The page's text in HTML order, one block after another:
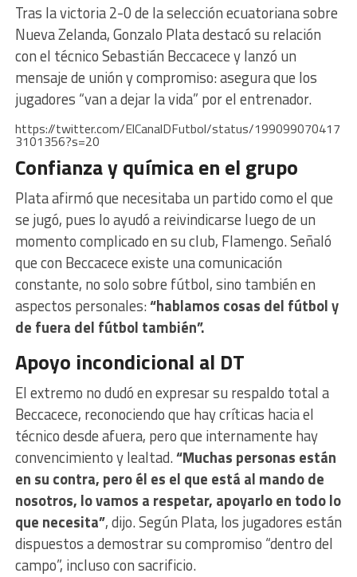
Tras la victoria 2-0 de la selección ecuatoriana sobre
Nueva Zelanda, Gonzalo Plata destacó su relación
con el técnico Sebastián Beccacece y lanzó un
mensaje de unión y compromiso: asegura que los
jugadores “van a dejar la vida” por el entrenador.
https://twitter.com/ElCanalDFutbol/status/199099070417
3101356?s=20
Confianza y química en el grupo
Plata afirmó que necesitaba un partido como el que
se jugó, pues lo ayudó a reivindicarse luego de un
momento complicado en su club, Flamengo. Señaló
que con Beccacece existe una comunicación
constante, no solo sobre fútbol, sino también en
aspectos personales:“hablamos cosas del fútbol y
de fuera del fútbol también”.
Apoyo incondicional al DT
El extremo no dudó en expresar su respaldo total a
Beccacece, reconociendo que hay críticas hacia el
técnico desde afuera, pero que internamente hay
convencimiento y lealtad.“Muchas personas están
en su contra, pero él es el que está al mando de
nosotros, lo vamos a respetar, apoyarlo en todo lo
que necesita”, dijo. Según Plata, los jugadores están
dispuestos a demostrar su compromiso “dentro del
campo”, incluso con sacrificio.